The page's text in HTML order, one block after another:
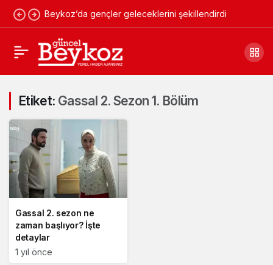
Beykoz’da gençler geleceklerini şekillendirdi
Etiket: Gassal 2. Sezon 1. Bölüm
Gassal 2. sezon ne
zaman başlıyor? İşte
detaylar
1 yıl önce